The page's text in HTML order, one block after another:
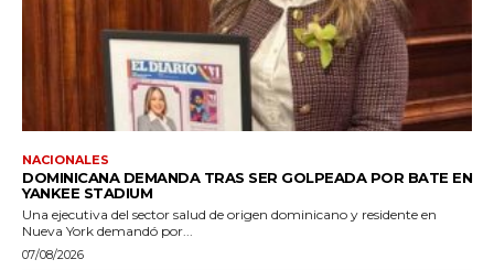
NACIONALES
DOMINICANA DEMANDA TRAS SER GOLPEADA POR BATE EN
YANKEE STADIUM
Una ejecutiva del sector salud de origen dominicano y residente en
Nueva York demandó por...
07/08/2026